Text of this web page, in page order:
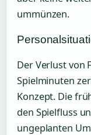
ummünzen.
Der Verlust von
Spielminuten
Konzept. Die
den Spielfluss
ungeplanten